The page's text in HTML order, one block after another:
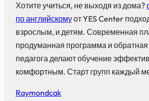
Хотите учиться, не выходя из дома?
по английскомуот YES Center
взрослым, и детям. Современная
продуманная программа и обратная
педагога делают обучение
комфортным. Старт групп каждый
Raymondcak